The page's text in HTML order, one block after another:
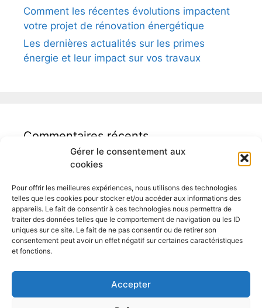
Gérer le consentement aux
cookies
Pour offrir les meilleures expériences, nous utilisons des technologies
telles que les cookies pour stocker et/ou accéder aux informations des
appareils. Le fait de consentir à ces technologies nous permettra de
traiter des données telles que le comportement de navigation ou les ID
uniques sur ce site. Le fait de ne pas consentir ou de retirer son
consentement peut avoir un effet négatif sur certaines caractéristiques
et fonctions.
Accepter
Comment les récentes évolutions impactent
votre projet de rénovation énergétique
Les dernières actualités sur les primes
énergie et leur impact sur vos travaux
Commentaires récents
Auditeur logement Binche